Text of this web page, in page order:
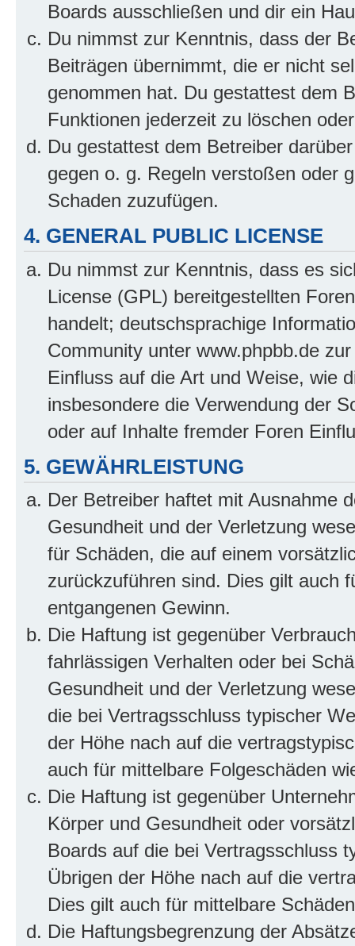
Boards ausschließen und dir ein
Du nimmst zur Kenntnis, dass der
Beiträgen übernimmt, die er nicht
genommen hat. Du gestattest dem
Funktionen jederzeit zu löschen
Du gestattest dem Betreiber
gegen o. g. Regeln verstoßen oder
Schaden zuzufügen.
4. GENERAL PUBLIC LICENSE
Du nimmst zur Kenntnis, dass es
License (GPL) bereitgestellten
handelt; deutschsprachige
Community unter www.phpbb.de
Einfluss auf die Art und Weise, wie
insbesondere die Verwendung der
oder auf Inhalte fremder Foren
5. GEWÄHRLEISTUNG
Der Betreiber haftet mit Ausnahme
Gesundheit und der Verletzung
für Schäden, die auf einem
zurückzuführen sind. Dies gilt auch
entgangenen Gewinn.
Die Haftung ist gegenüber
fahrlässigen Verhalten oder bei
Gesundheit und der Verletzung
die bei Vertragsschluss typischer
der Höhe nach auf die
auch für mittelbare Folgeschäden
Die Haftung ist gegenüber
Körper und Gesundheit oder
Boards auf die bei Vertragsschluss
Übrigen der Höhe nach auf die
Dies gilt auch für mittelbare
Die Haftungsbegrenzung der